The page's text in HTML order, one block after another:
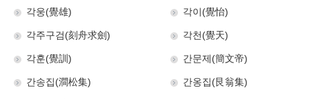
각웅(覺雄) 각이(覺怡)
각주구검(刻舟求劍) 각천(覺天)
각훈(覺訓) 간문제(簡文帝)
간송집(澗松集) 간옹집(艮翁集)